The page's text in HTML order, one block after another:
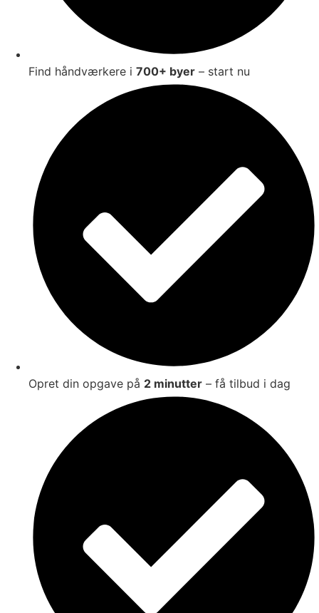
Find håndværkere i 700+ byer – start nu
Opret din opgave på 2 minutter – få tilbud i dag